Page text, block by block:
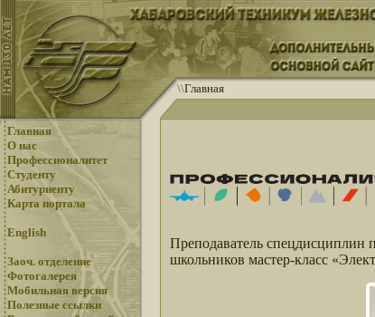
\\Главная
Главная
О нас
Профессионалитет
Студенту
Абитуриенту
Карта портала
English
Заоч. отделение
Фотогалерея
Мобильная версия
Полезные ссылки
Преподаватель спецдисциплин
школьников мастер-класс